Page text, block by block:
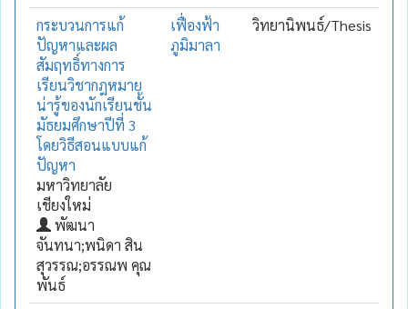
กระบวนการแก้
ปัญหาและผล
สัมฤทธิ์ทางการ
เรียนวิชากฎหมาย
น่ารู้ของนักเรียนชั้น
มัธยมศึกษาปีที่ 3
โดยวิธีสอนแบบแก้
ปัญหา
มหาวิทยาลัย
เชียงใหม่
พัฒนา
จันทนา;พนิดา สิน
สุวรรณ;อรรณพ คุณ
พันธ์
เฟื่องฟ้า
ภูมิมาลา
วิทยานิพนธ์/Thesis